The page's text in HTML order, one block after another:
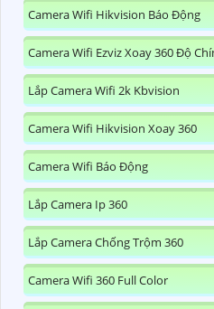
Camera Wifi Hikvision Báo Động
Camera Wifi Ezviz Xoay 360 Độ
Lắp Camera Wifi 2k Kbvision
Camera Wifi Hikvision Xoay 360
Camera Wifi Báo Động
Lắp Camera Ip 360
Lắp Camera Chống Trộm 360
Camera Wifi 360 Full Color